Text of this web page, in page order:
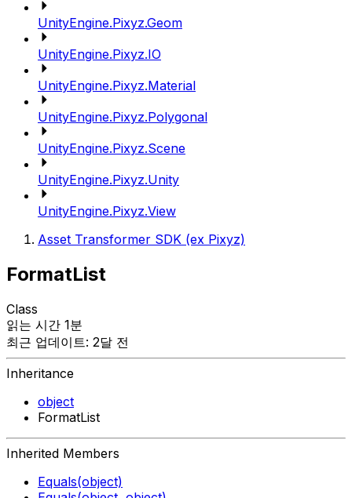
UnityEngine.Pixyz.Geom
UnityEngine.Pixyz.IO
UnityEngine.Pixyz.Material
UnityEngine.Pixyz.Polygonal
UnityEngine.Pixyz.Scene
UnityEngine.Pixyz.Unity
UnityEngine.Pixyz.View
Asset Transformer SDK (ex Pixyz)
FormatList
Class
읽는 시간 1분
최근 업데이트: 2달 전
Inheritance
object
FormatList
Inherited Members
Equals(object)